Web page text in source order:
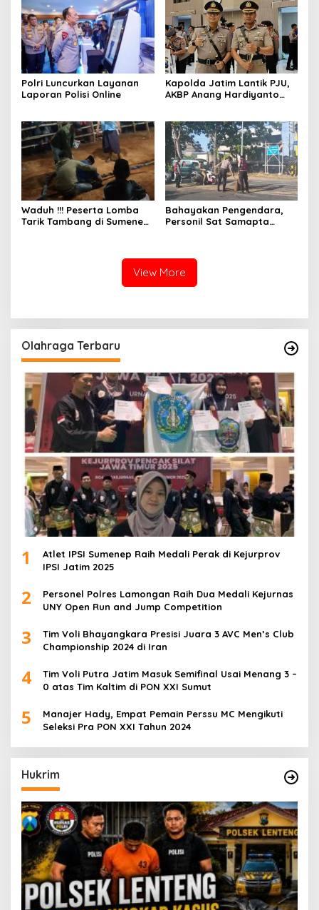
Polri Luncurkan Layanan
Laporan Polisi Online
Kapolda Jatim Lantik PJU,
AKBP Anang Hardiyanto
Waduh !!! Peserta Lomba
Tarik Tambang di Sumenep
Bahayakan Pengendara,
Personil Sat Samapta
View More
Olahraga Terbaru
1
Atlet IPSI Sumenep Raih Medali Perak di Kejurprov
IPSI Jatim 2025
2
Personel Polres Lamongan Raih Dua Medali Kejurnas
UNY Open Run and Jump Competition
3
Tim Voli Bhayangkara Presisi Juara 3 AVC Men’s Club
Championship 2024 di Iran
4
Tim Voli Putra Jatim Masuk Semifinal Usai Menang 3 –
0 atas Tim Kaltim di PON XXI Sumut
5
Manajer Hady, Empat Pemain Perssu MC Mengikuti
Seleksi Pra PON XXI Tahun 2024
Hukrim